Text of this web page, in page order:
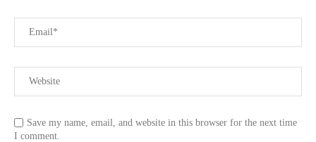
Save my name, email, and website in this browser for the next time
I comment.